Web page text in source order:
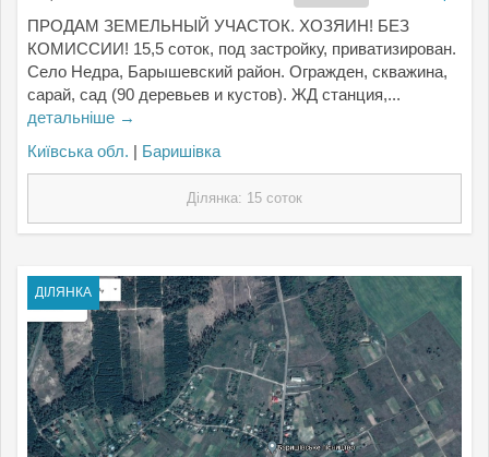
ПРОДАМ ЗЕМЕЛЬНЫЙ УЧАСТОК. ХОЗЯИН! БЕЗ
КОМИССИИ! 15,5 соток, под застройку, приватизирован.
Село Недра, Барышевский район. Огражден, скважина,
сарай, сад (90 деревьев и кустов). ЖД станция,...
детальніше →
Київська обл. | Баришівка
Ділянка: 15 соток
ДІЛЯНКА